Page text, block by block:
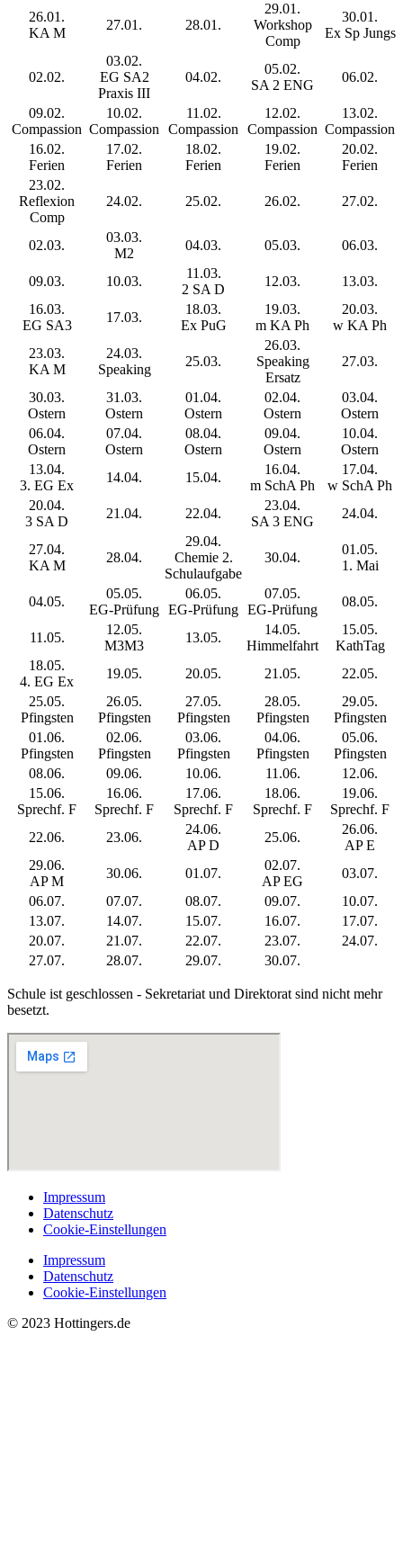
26.01.
KA M
27.01. 28.01.
29.01.
Workshop
Comp
30.01.
Ex Sp Jungs
02.02.
03.02.
EG SA2
Praxis III
04.02.
05.02.
SA 2 ENG
06.02.
09.02.
Compassion
10.02.
Compassion
11.02.
Compassion
12.02.
Compassion
13.02.
Compassion
16.02.
Ferien
17.02.
Ferien
18.02.
Ferien
19.02.
Ferien
20.02.
Ferien
23.02.
Reflexion
Comp
24.02. 25.02. 26.02. 27.02.
02.03.
03.03.
M2
04.03. 05.03. 06.03.
09.03. 10.03.
11.03.
2 SA D
12.03.
13.03.
16.03.
EG SA3
17.03.
18.03.
Ex PuG
19.03.
m KA Ph
20.03.
w KA Ph
23.03.
KA M
24.03.
Speaking
25.03.
26.03.
Speaking
Ersatz
27.03.
30.03.
Ostern
31.03.
Ostern
01.04.
Ostern
02.04.
Ostern
03.04.
Ostern
06.04.
Ostern
07.04.
Ostern
08.04.
Ostern
09.04.
Ostern
10.04.
Ostern
13.04.
3. EG Ex
14.04. 15.04.
16.04.
m SchA Ph
17.04.
w SchA Ph
20.04.
3 SA D
21.04. 22.04.
23.04.
SA 3 ENG
24.04.
27.04.
KA M
28.04.
29.04.
Chemie 2.
Schulaufgabe
30.04.
01.05.
1. Mai
04.05.
05.05.
EG-Prüfung
06.05.
EG-Prüfung
07.05.
EG-Prüfung
08.05.
11.05.
12.05.
M3M3
13.05.
14.05.
Himmelfahrt
15.05.
KathTag
18.05.
4. EG Ex
19.05. 20.05. 21.05.
22.05.
25.05.
Pfingsten
26.05.
Pfingsten
27.05.
Pfingsten
28.05.
Pfingsten
29.05.
Pfingsten
01.06.
Pfingsten
02.06.
Pfingsten
03.06.
Pfingsten
04.06.
Pfingsten
05.06.
Pfingsten
08.06.
09.06. 10.06. 11.06.
12.06.
15.06.
Sprechf. F
16.06.
Sprechf. F
17.06.
Sprechf. F
18.06.
Sprechf. F
19.06.
Sprechf. F
22.06.
23.06.
24.06.
AP D
25.06.
26.06.
AP E
29.06.
AP M
30.06. 01.07.
02.07.
AP EG
03.07.
06.07.
07.07. 08.07. 09.07.
10.07.
13.07.
14.07. 15.07. 16.07.
17.07.
20.07.
21.07. 22.07. 23.07.
24.07.
27.07.
28.07. 29.07. 30.07.
Schule ist geschlossen - Sekretariat und Direktorat sind nicht mehr
besetzt.
Impressum
Datenschutz
Cookie-Einstellungen
Impressum
Datenschutz
Cookie-Einstellungen
© 2023 Hottingers.de